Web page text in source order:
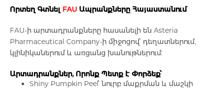
Մետաբոլիկ դեղամիջոցներ
Հակաուռուցքային դեղամիջոցներ
Որտեղ Գտնել FAU Ապրանքները Հայաստանում
FAU-ի արտադրանքները հասանելի են Asteria
Pharmaceutical Company-ի միջոցով՝ դեղատներում,
կլինիկաներում և առցանց խանութներում:
Արտադրանքներ, Որոնք Պետք է Փորձեք՝
Shiny Pumpkin Peel՝ նուրբ մաքրման և մաշկի